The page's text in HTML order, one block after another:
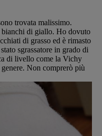
trovata malissimo.
di giallo. Ho dovuto
di grasso ed è rimasto
sgrassatore in grado di
di livello come la Vichy
Non comprerò più